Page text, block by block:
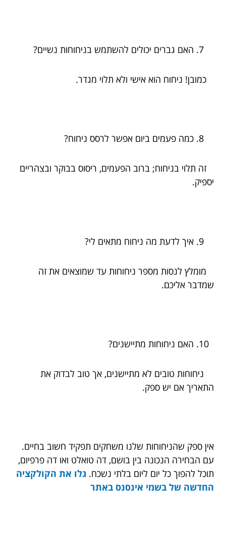
האם גברים יכולים להשתמש בניחוחות נשיים?
כמובן! ניחוח הוא אישי ולא תלוי מגדר.
כמה פעמים ביום אפשר לרסס ניחוח?
זה תלוי בניחוח; ברוב הפעמים, ריסוס בבוקר ובצהריים
יספיק.
איך לדעת מה ניחוח מתאים לי?
מומלץ לנסות מספר ניחוחות עד שמוצאים את זה
שמדבר אליכם.
האם ניחוחות מתיישנים?
ניחוחות טובים לא מתיישנים, אך טוב לבדוק את
התאריך אם יש ספק.
אין ספק שהניחוחות שלנו משחקים תפקיד חשוב בחיים.
עם הבחירה הנכונה בין בושם, דה טואלט ואו דה פרפיום,
תוכל להפוך כל יום ליום בלתי נשכח. גלו את הקולקציה
החדשה של בשמי אינסנס באתר